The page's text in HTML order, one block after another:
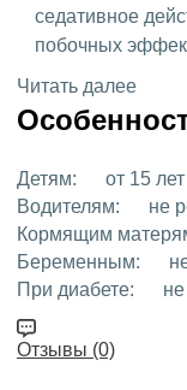
седативное
побочных
Читать далее
Детям:
от 15 лет
Водителям:
не
Кормящим
Беременным:
При диабете:
Отзывы (0)